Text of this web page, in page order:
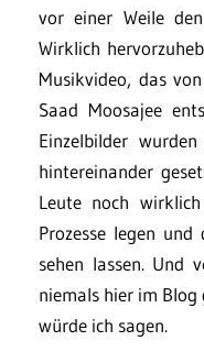
vor einer Weile
Wirklich
Musikvideo, das
Saad Moosajee
Einzelbilder
hintereinander
Leute noch
Prozesse legen
sehen lassen. Und
niemals hier im
würde ich sagen.